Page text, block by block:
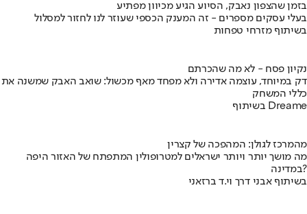
בזמן שהצפון נאבק, הסיוע הגיע מכיוון מפתיע
בעלי עסקים מספרים - זה המענק הכספי שעוזר לנו לחזור למסלול
בשיתוף מזרחי טפחות
נקיון פסח - לא מה שהכרתם
דק במיוחד, עוצמה אדירה ולא מפחד מאף מכשול: שואב האבק שמשנה את
כללי המשחק
בשיתוף Dreame
מהמרכז לגולן: המהפכה של קצרין
מה מושך יותר ויותר ישראלים למטרופולין המתפתח של האזור היפה
במדינה?
בשיתוף אבני דרך וי.ד ברזאני